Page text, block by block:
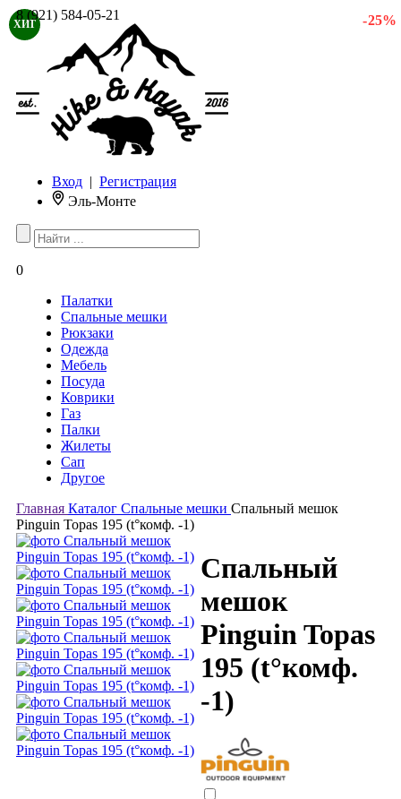
8 (921) 584-05-21
Вход | Регистрация
Эль-Монте
0
Палатки
Спальные мешки
Рюкзаки
Одежда
Мебель
Посуда
Коврики
Газ
Палки
Жилеты
Сап
Другое
Главная Каталог Спальные мешки Спальный мешок
Pinguin Topas 195 (t°комф. -1)
ХИТ - 25 %
Спальный
мешок
Pinguin Topas
195 (t°комф.
-1)